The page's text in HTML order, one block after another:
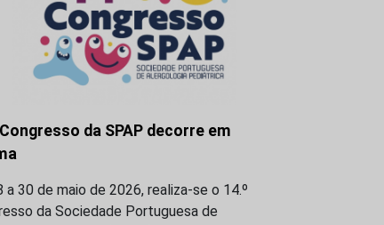
da SPAP decorre em
a 30 de maio de 2026, realiza-se o 14.º
da Sociedade Portuguesa de